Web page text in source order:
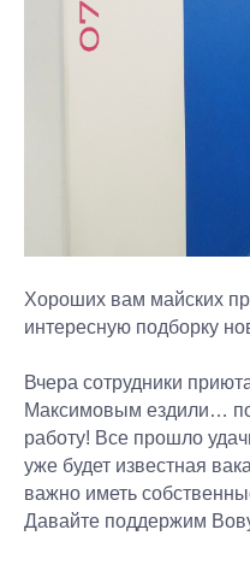
Хороших вам майских
интересную подборку
Вчера сотрудники
Максимовым ездили…
работу! Все прошло
уже будет известная
важно иметь
Давайте поддержим